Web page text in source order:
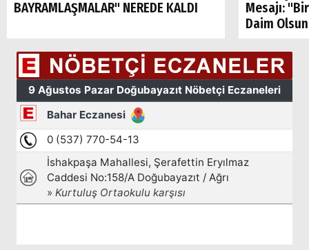
BAYRAMLAŞMALAR" NEREDE KALDI
Mesajı:
Daim
Popüler
Aramalar:
Ağrı
Doğubayazıt